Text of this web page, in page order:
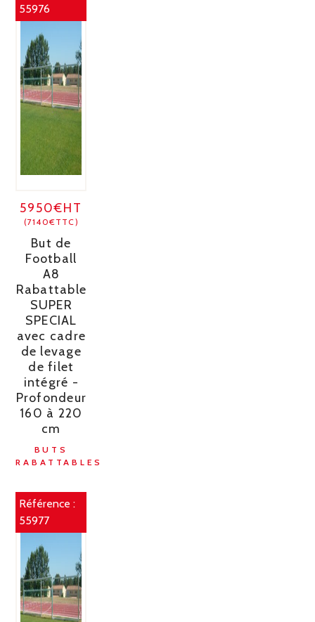
55976
5950€HT
(7140€TTC)
But de
Football
A8
Rabattable
SUPER
SPECIAL
avec cadre
de levage
de filet
intégré -
Profondeur
160 à 220
cm
BUTS
RABATTABLES
Référence :
55977